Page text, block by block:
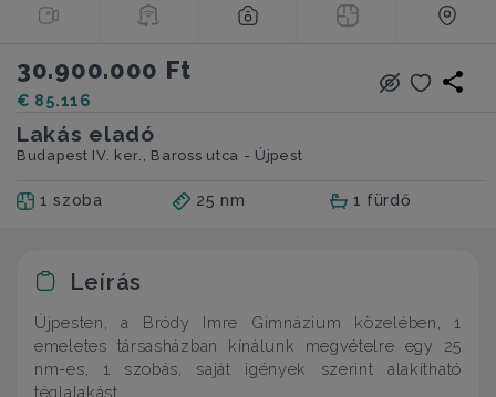
30.900.000 Ft
€ 85.116
Lakás eladó
Budapest IV. ker., Baross utca - Újpest
1 szoba 25 nm 1 fürdő
Leírás
Újpesten, a Bródy Imre Gimnázium közelében, 1
emeletes társasházban kínálunk megvételre egy 25
nm-es, 1 szobás, saját igények szerint alakítható
téglalakást.